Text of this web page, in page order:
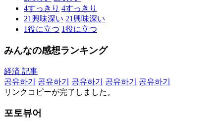
4すっきり 4すっきり
21興味深い 21興味深い
1役に立つ 1役に立つ
みんなの感想ランキング
経済 記事
공유하기
공유하기 공유하기 공유하기
공유하기
リンクコピーが完了しました。
포토뷰어